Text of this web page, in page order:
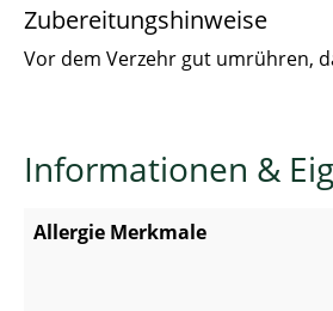
Zubereitungshinweise
Vor dem Verzehr gut umrühren,
Informationen &
Allergie Merkmale